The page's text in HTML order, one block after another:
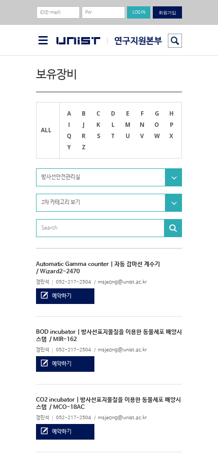
회원가입
보유장비
ALL
A B C D E F G
H
I
J K L M N O
P
Q
R S T U V W
X
Y
Z
방사선안전관리실
2차 카테고리 보기
Automatic Gamma counter | 자동 감마선 계수기
/ Wizard2-2470
정민석 052-217-2504 msjeong@unist.ac.kr
예약하기
BOD incubator | 방사선표지물질을 이용한 동물세포 배양시
스템 / MIR-162
정민석 052-217-2504 msjeong@unist.ac.kr
예약하기
CO2 incubator | 방사선표지물질을 이용한 동물세포 배양시
스템 / MCO-18AC
정민석 052-217-2504 msjeong@unist.ac.kr
예약하기